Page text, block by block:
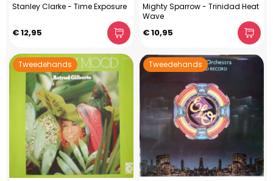
Stanley Clarke - Time Exposure
€ 12,95
Mighty Sparrow - Trinidad Heat
Wave
€ 10,95
Tweedehands Tweedehands